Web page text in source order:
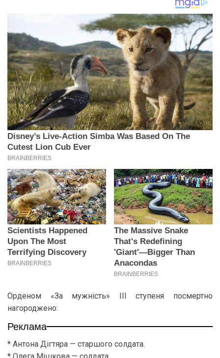
Орденом «За мужність» ІІІ ступеня посмертно
нагороджено:
Реклама
* Антона Дігтяра — старшого солдата.